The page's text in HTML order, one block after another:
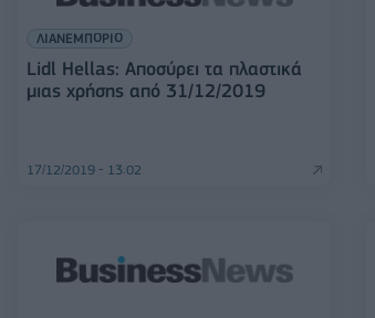
ΛΙΑΝΕΜΠΟΡΙΟ
Lidl Hellas: Αποσύρει τα πλαστικά
μιας χρήσης από 31/12/2019
17/12/2019 - 13:02